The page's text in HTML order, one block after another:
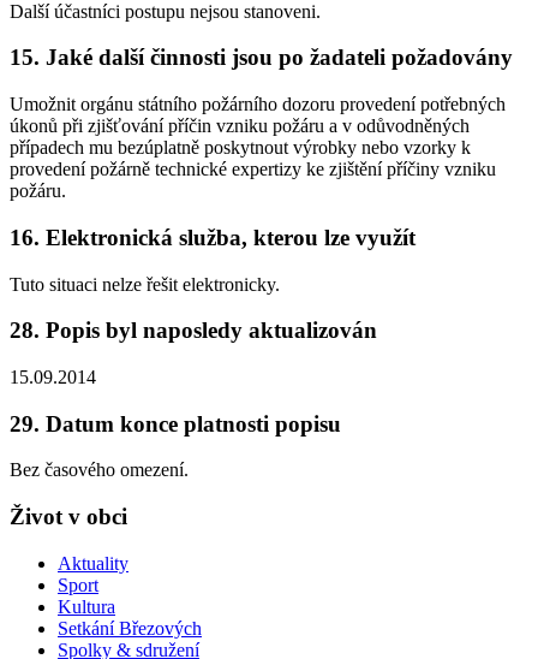
Další účastníci postupu nejsou stanoveni.
15. Jaké další činnosti jsou po žadateli požadovány
Umožnit orgánu státního požárního dozoru provedení potřebných
úkonů při zjišťování příčin vzniku požáru a v odůvodněných
případech mu bezúplatně poskytnout výrobky nebo vzorky k
provedení požárně technické expertizy ke zjištění příčiny vzniku
požáru.
16. Elektronická služba, kterou lze využít
Tuto situaci nelze řešit elektronicky.
28. Popis byl naposledy aktualizován
15.09.2014
29. Datum konce platnosti popisu
Bez časového omezení.
Život v obci
Aktuality
Sport
Kultura
Setkání Březových
Spolky & sdružení